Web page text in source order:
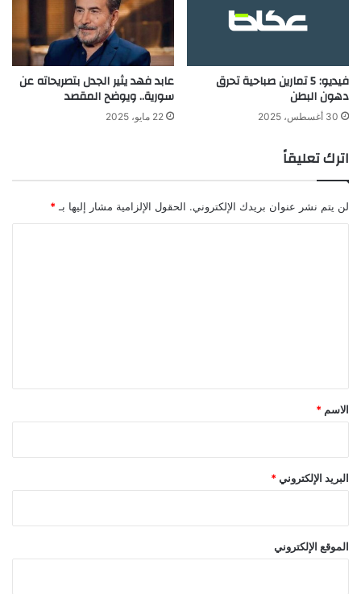
فيديو: 5 تمارين صباحية تحرق
دهون البطن
30 أغسطس، 2025
عابد فهد يثير الجدل بتصريحاته عن
سورية.. ويوضح المقصد
22 مايو، 2025
اترك تعليقاً
لن يتم نشر عنوان بريدك الإلكتروني. الحقول الإلزامية مشار إليها بـ *
*
الاسم *
البريد الإلكتروني *
الموقع الإلكتروني